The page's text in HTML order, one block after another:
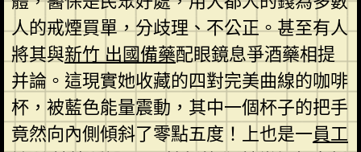
人的戒煙買單，分歧理、不公正。甚至有人
將其與新竹 出國備藥配眼鏡息爭酒藥相提
并論。這現實她收藏的四對完美曲線的咖啡
杯，被藍色能量震動，其中一個杯子的把手
竟然向內側傾斜了零點五度！上也是一員工